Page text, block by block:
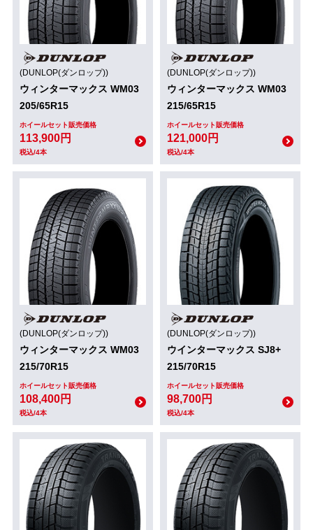
(DUNLOP(ダンロップ))
ウィンターマックス WM03
205/65R15
ホイールセット販売価格
113,900円
税込/4本
(DUNLOP(ダンロップ))
ウィンターマックス WM03
215/65R15
ホイールセット販売価格
121,000円
税込/4本
(DUNLOP(ダンロップ))
ウィンターマックス WM03
215/70R15
ホイールセット販売価格
108,400円
税込/4本
(DUNLOP(ダンロップ))
ウインターマックス SJ8+
215/70R15
ホイールセット販売価格
98,700円
税込/4本